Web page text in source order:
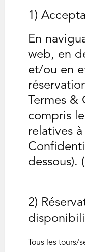
1)
En
web, en
et/ou en
Termes &
compris
relatives à
dessous).
2)
Tous les tours/